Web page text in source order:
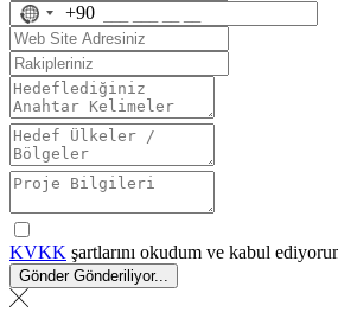
No
country
selected
+90
KVKK şartlarını okudum ve kabul
Gönder Gönderiliyor...